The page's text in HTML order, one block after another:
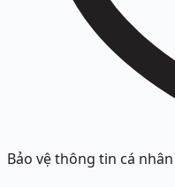
Bảo vệ thông tin cá nhân